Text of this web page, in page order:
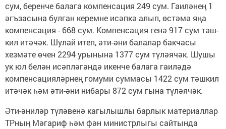
сум, беренче балага компенсация 249 сум. Гаиләнең 1
әгъзасына булган керемне исәпкә алып, өстәмә яңа
компенсация - 668 сум. Компенсация генә 917 сум тәш-
кил итәчәк. Шулай итеп, әти-әни балалар бакчасы
хезмәте өчен 2294 урынына 1377 сум түләячәк. Шушы
ук юл белән исәпләгәндә икенче балага гаиләдә
компенсацияләрнең гомуми суммасы 1422 сум тәшкил
итәчәк һәм әти-әни нибары 872 сум гына түләячәк.
Әти-әниләр түләвенә кагылышлы барлык материаллар
ТРның Мәгариф һәм фән министрлыгы сайтында